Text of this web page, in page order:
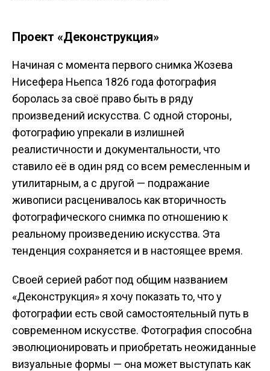
Проект «Деконструкция»
Начиная с момента первого снимка Жозева
Нисефера Ньепса 1826 года фотография
боролась за своё право быть в ряду
произведений искусства. С одной стороны,
фотографию упрекали в излишней
реалистичности и документальности, что
ставило её в один ряд со всем ремесленным и
утилитарным, а с другой — подражание
живописи расценивалось как вторичность
фотографического снимка по отношению к
реальному произведению искусства. Эта
тенденция сохраняется и в настоящее время.
Своей серией работ под общим названием
«Деконструкция» я хочу показать то, что у
фотографии есть свой самостоятельный путь в
современном искусстве. Фотография способна
эволюционировать и приобретать неожиданные
визуальные формы — она может выступать как